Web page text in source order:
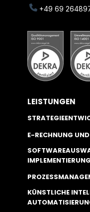
+49 69
LEISTUNGEN
E-RECHNUNG
IMPLEMENTIERUNG
KÜNSTLICHE